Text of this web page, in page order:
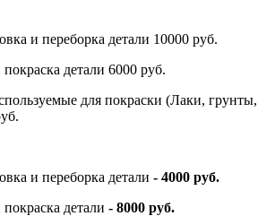
и переборка детали 10000 руб.
детали 6000 руб.
для покраски (Лаки, грунты,
и переборка детали - 4000 руб.
детали - 8000 руб.